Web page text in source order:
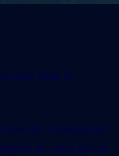
dans le
des instruments
de ceux qui se